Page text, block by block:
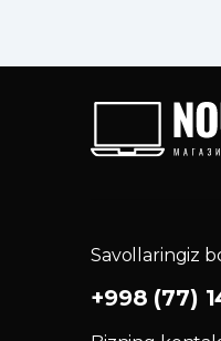
Savollaringiz
+998 (77)